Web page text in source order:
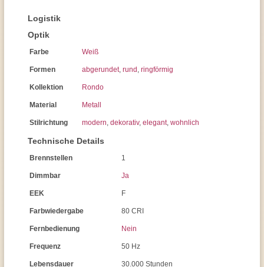
Logistik
Optik
Farbe Weiß
Formen abgerundet, rund , ringförmig
Kollektion Rondo
Material Metall
Stilrichtung modern, dekorativ, elegant, wohnlich
Technische Details
Brennstellen 1
Dimmbar Ja
EEK F
Farbwiedergabe 80 CRI
Fernbedienung Nein
Frequenz 50 Hz
Lebensdauer 30.000 Stunden